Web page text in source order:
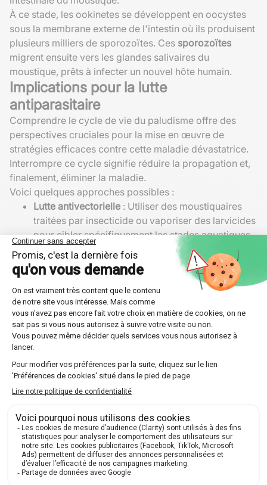
À ce stade, les ookinetes se développent en oocystes
sous la membrane externe de l'intestin où ils produisent
plusieurs milliers de sporozoïtes. Ces sporozoïtes
migrent ensuite vers les glandes salivaires du
moustique, prêts à infecter un nouvel hôte humain.
Implications pour la lutte
antiparasitaire
Comprendre le cycle de vie du paludisme offre des
perspectives cruciales pour la mise en œuvre de
stratégies efficaces contre cette maladie dévastatrice.
Interrompre ce cycle signifie réduire la propagation et,
finalement, éliminer la maladie.
Voici quelques approches possibles :
Lutte antivectorielle : Utiliser des moustiquaires
traitées par insecticide ou vaporiser des larvicides
pour cibler spécifiquement les stades aquatiques
dumoustique anophèle femelle
réduit sa
population.
Vaccins antipaludiques: Développer des vaccins
ciblant lessporozoïtespourrait empêcher
l'établissement initial chez l'
vaccin RTS,S/AS01 montre déjà des résultats
prometteurs, ayant démontré une efficacité
partielle dans les essais cliniques.
Médicaments antipaludiques: Traiter
immédiatement les infections détectées chez
l'homme évite que des
vecteur.
Réflexions finales sur le cycle du
paludisme
Bien qu'il s'agisse ici d'un aperçu simplifié du cycle du